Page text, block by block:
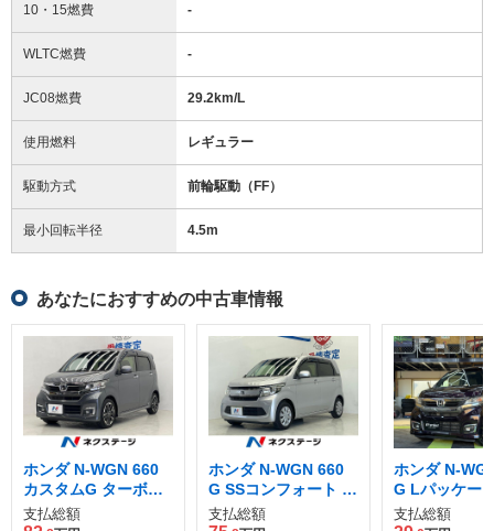
10・15燃費 -
WLTC燃費 -
JC08燃費 29.2km/L
使用燃料 レギュラー
駆動方式 前輪駆動（FF）
最小回転半径 4.5m
あなたにおすすめの中古車情報
ホンダ N-WGN 660
カスタムG ターボパ
ッケージ
支払総額
ホンダ N-WGN 660
G SSコンフォート L
パッケージ
支払総額
ホンダ N-
G Lパッケー
支払総額